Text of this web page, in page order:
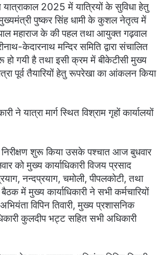
2025 में यात्रियों के सुविधा हेतु
पुष्कर सिंह धामी के कुशल नेतृत्व में
महाराज के की पहल तथा आयुक्त गढ़वाल
केदारनाथ मन्दिर समिति द्वारा संचालित
हो गयी है तथा इसी क्रम में बीकेटीसी मुख्य
पूर्व तैयारियों हेतु रूपरेखा का आंकलन किया
यात्रा मार्ग स्थित विश्राम गृहों कार्यालयों
निरीक्षण शुरू किया उसके पश्चात आज बुधवार
को मुख्य कार्याधिकारी विजय प्रसाद
नन्दप्रयाग, चमोली, पीपलकोटी, तथा
में मुख्य कार्याधिकारी ने सभी कर्मचारियों
विपिन तिवारी, मुख्य प्रशासनिक
कुलदीप भट्ट सहित सभी अधिकारी